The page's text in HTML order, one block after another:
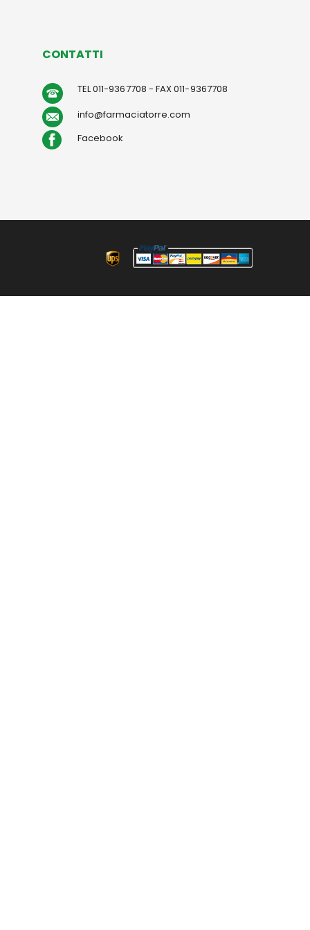
CONTATTI
TEL 011-9367708 - FAX 011-9367708
info@farmaciatorre.com
Facebook